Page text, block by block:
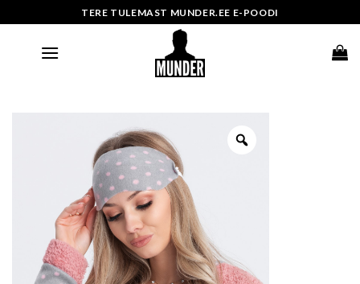
to
TERE TULEMAST MUNDER.EE E-POODI